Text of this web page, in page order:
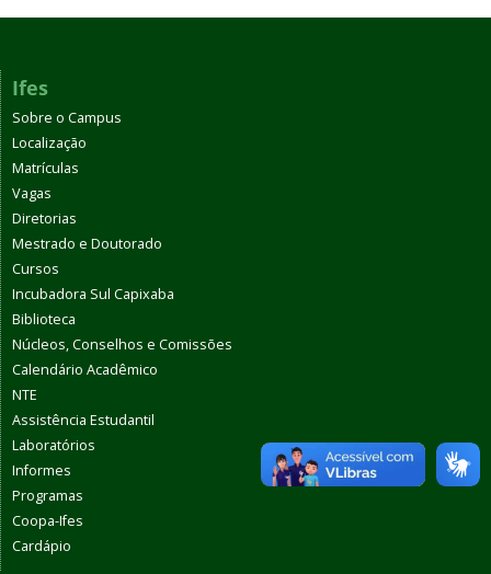
Ifes
Sobre o Campus
Localização
Matrículas
Vagas
Diretorias
Mestrado e Doutorado
Cursos
Incubadora Sul Capixaba
Biblioteca
Núcleos, Conselhos e Comissões
Calendário Acadêmico
NTE
Assistência Estudantil
Laboratórios
Informes
Programas
Coopa-Ifes
Cardápio